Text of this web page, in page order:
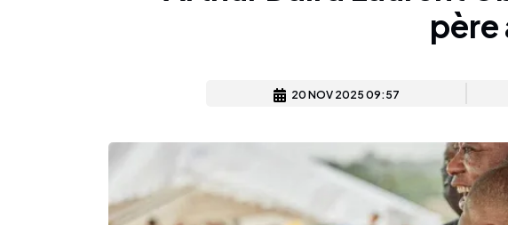
père
20 NOV 2025 09:57